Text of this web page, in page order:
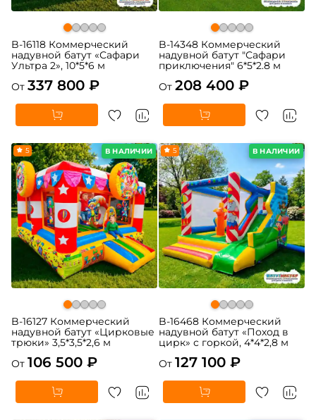
B-16118 Коммерческий
надувной батут «Сафари
Ультра 2», 10*5*6 м
От 337 800 ₽
B-14348 Коммерческий
надувной батут "Сафари
приключения" 6*5*2.8 м
От 208 400 ₽
В НАЛИЧИИ
5
B-16127 Коммерческий
надувной батут «Цирковые
трюки» 3,5*3,5*2,6 м
От 106 500 ₽
В НАЛИЧИИ
5
B-16468 Коммерческий
надувной батут «Поход в
цирк» с горкой, 4*4*2,8 м
От 127 100 ₽